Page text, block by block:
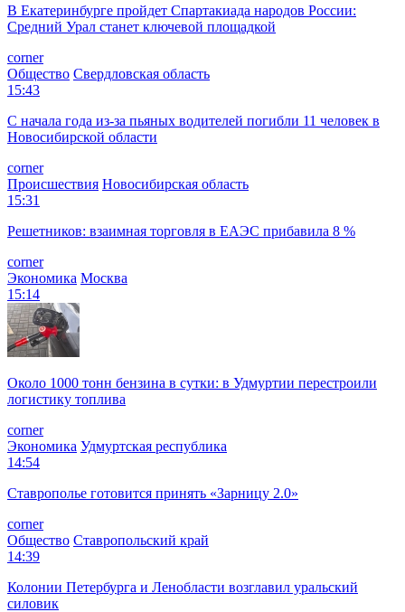
В Екатеринбурге пройдет Спартакиада народов России:
Средний Урал станет ключевой площадкой
corner
Общество Свердловская область
15:43
С начала года из‑за пьяных водителей погибли 11 человек в
Новосибирской области
corner
Происшествия Новосибирская область
15:31
Решетников: взаимная торговля в ЕАЭС прибавила 8 %
corner
Экономика Москва
15:14
Около 1000 тонн бензина в сутки: в Удмуртии перестроили
логистику топлива
corner
Экономика Удмуртская республика
14:54
Ставрополье готовится принять «Зарницу 2.0»
corner
Общество Ставропольский край
14:39
Колонии Петербурга и Ленобласти возглавил уральский
силовик